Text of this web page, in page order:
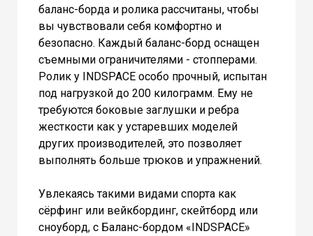
баланс-борда и ролика рассчитаны, чтобы
вы чувствовали себя комфортно и
безопасно. Каждый баланс-борд оснащен
съемными ограничителями - стопперами.
Ролик у INDSPACE особо прочный, испытан
под нагрузкой до 200 килограмм. Ему не
требуются боковые заглушки и ребра
жесткости как у устаревших моделей
других производителей, это позволяет
выполнять больше трюков и упражнений.
Увлекаясь такими видами спорта как
сёрфинг или вейкбординг, скейтборд или
сноуборд, с Баланс-бордом «INDSPACE»